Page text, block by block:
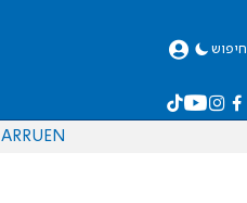
חיפוש
EN
RU
AR